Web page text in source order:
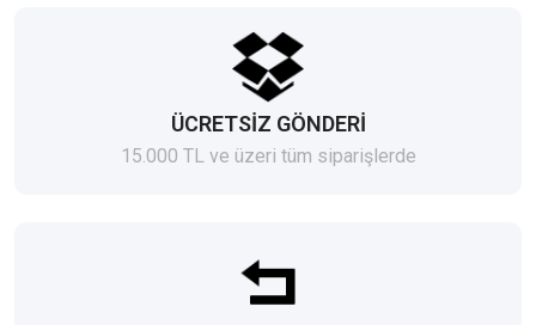
ÜCRETSİZ GÖNDERİ
15.000 TL ve üzeri tüm siparişlerde